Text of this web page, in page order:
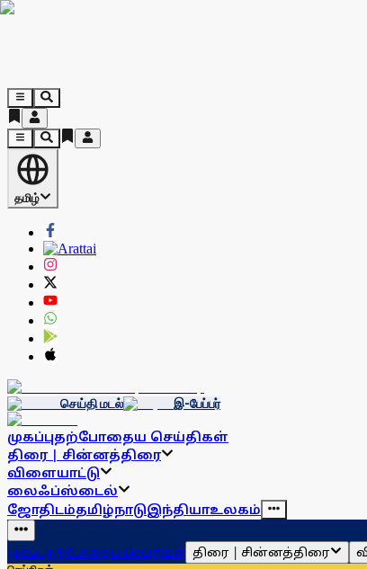
தமிழ்
செய்தி மடல் இ-பேப்பர்
முகப்புதற்போதைய செய்திகள்
திரை | சின்னத்திரை
விளையாட்டு
லைஃப்ஸ்டைல்
ஜோதிடம்தமிழ்நாடுஇந்தியாஉலகம்
முகப்புதற்போதைய செய்திகள் திரை | சின்னத்திரை